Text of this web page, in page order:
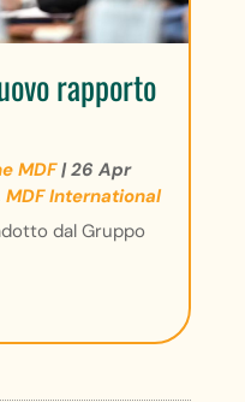
rapporto
MDF|26 Apr
MDF International
dal Gruppo